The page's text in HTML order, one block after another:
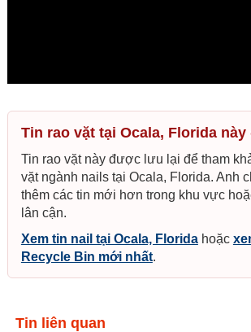
Tin rao vặt tại Ocala, Florida này
Tin rao vặt này được lưu lại để tham
vặt ngành nails tại Ocala, Florida. Anh
thêm các tin mới hơn trong khu vực
lân cận.
Xem tin nail tại Ocala, Floridahoặc
Recycle Bin mới nhất.
Tin liên quan